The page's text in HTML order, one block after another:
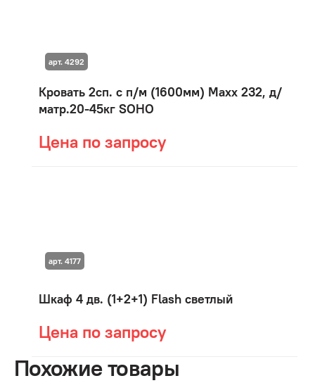
Кровать 2сп. с п/м (1600мм) Maxx 232, д/
матр.20-45кг SOHO
Цена по запросу
арт. 4292
Шкаф 4 дв. (1+2+1) Flash светлый
Цена по запросу
арт. 4177
Похожие товары